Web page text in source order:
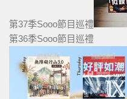
第37季Sooo節目巡禮
第36季Sooo節目巡禮